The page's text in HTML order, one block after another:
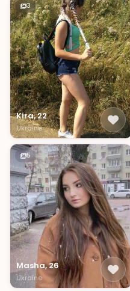
3
Kira, 22
Ukraine
5
Masha, 26
Ukraine